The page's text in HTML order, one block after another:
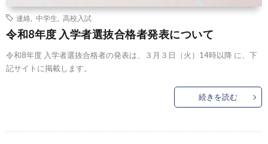
連絡 中学生 高校入試
令和8年度 入学者選抜合格者発表について
令和8年度 入学者選抜合格者の発表は、３月３日（火）14時以降 に、下
記サイトに掲載します。
続きを読む